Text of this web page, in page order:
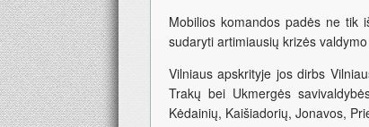
Mobilios komandos padės ne tik
sudaryti artimiausių krizės
Vilniaus apskrityje jos dirbs
Trakų bei Ukmergės
Kėdainių, Kaišiadorių, Jonavos,